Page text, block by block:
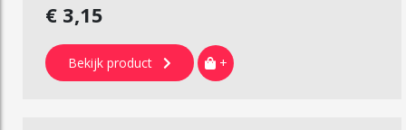
€ 3,15
Bekijk product +